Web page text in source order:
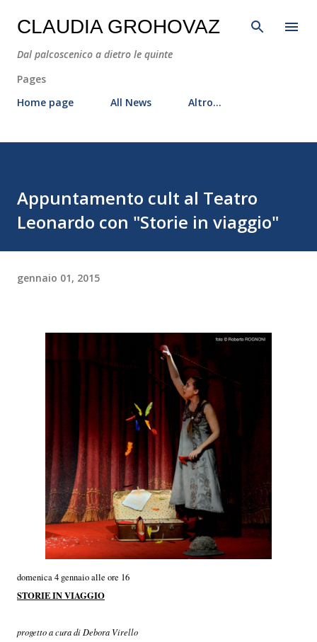
Passa ai contenuti principali
CLAUDIA GROHOVAZ
Dal palcoscenico a dietro le quinte
Pages
Home page
All News Altro…
Appuntamento cult al Teatro
Leonardo con "Storie in viaggio"
gennaio 01, 2015
domenica 4 gennaio alle ore 16
STORIE IN VIAGGIO
progetto a cura di Debora Virello